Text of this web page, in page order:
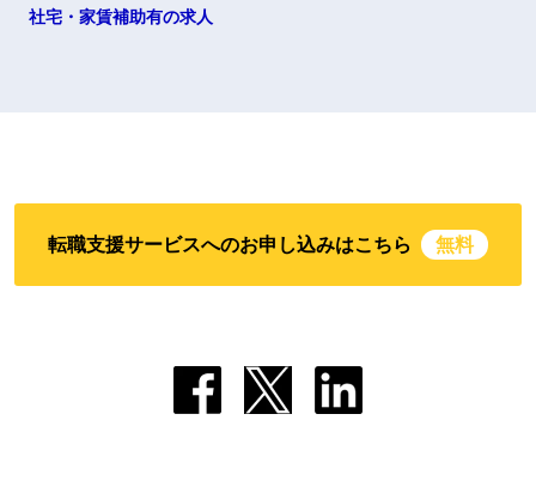
社宅・家賃補助有の求人
転職支援サービスへのお申し込みはこちら 無料